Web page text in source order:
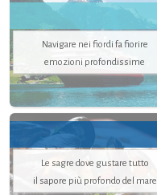
Navigare nei fiordi fa fiorire
emozioni profondissime
Le sagre dove gustare tutto
il sapore più profondo del mare